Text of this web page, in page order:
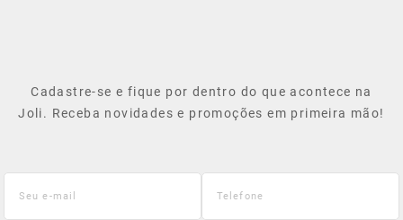
Cadastre-se e fique por dentro do que acontece na
Joli. Receba novidades e promoções em primeira mão!